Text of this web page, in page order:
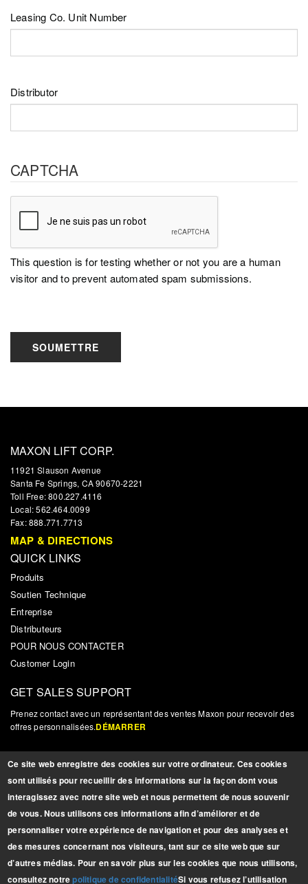
Leasing Co. Unit Number
Distributor
CAPTCHA
This question is for testing whether or not you are a human
visitor and to prevent automated spam submissions.
SOUMETTRE
MAXON LIFT CORP.
11921 Slauson Avenue
Santa Fe Springs, CA 90670-2221
Toll Free: 800.227.4116
Local: 562.464.0099
Fax: 888.771.7713
MAP & DIRECTIONS
QUICK LINKS
Produits
Soutien Technique
Entreprise
Distributeurs
POUR NOUS CONTACTER
Customer Login
GET SALES SUPPORT
Prenez contact avec un représentant des ventes Maxon pour recevoir des
offres personnalisées.DÉMARRER
NOUVELLES ET MISES À JOUR
Inscrivez-vous pour recevoir des mises à jour, des nouvelles et autres
informations pertinentes sur les produits. INSCRIPTION
BROCHURES
Télécharger nos
Ce site web enregistre des cookies sur votre ordinateur. Ces cookies
sont utilisés pour recueillir des informations sur la façon dont vous
interagissez avec notre site web et nous permettent de nous souvenir
de vous. Nous utilisons ces informations afin d’améliorer et de
personnaliser votre expérience de navigation et pour des analyses et
des mesures concernant nos visiteurs, tant sur ce site web que sur
d’autres médias. Pour en savoir plus sur les cookies que nous utilisons,
consultez notrepolitique de confidentialitéSi vous refusez l’utilisation